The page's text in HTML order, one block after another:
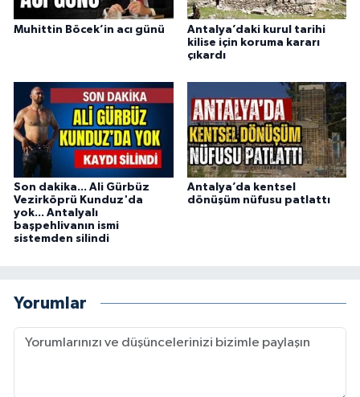
Muhittin Böcek’in acı günü
Antalya’daki kurul tarihi
kilise için koruma kararı
çıkardı
Son dakika... Ali Gürbüz
Vezirköprü Kunduz'da
yok... Antalyalı
başpehlivanın ismi
sistemden silindi
Antalya’da kentsel
dönüşüm nüfusu patlattı
Yorumlar